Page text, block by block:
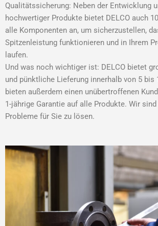
Qualitätssicherung: Neben der Entwicklung
hochwertiger Produkte bietet DELCO auch
alle Komponenten an, um sicherzustellen,
Spitzenleistung funktionieren und in Ihrem
laufen.
Und was noch wichtiger ist: DELCO bietet
und pünktliche Lieferung innerhalb von 5 bis
bieten außerdem einen unübertroffenen
1-jährige Garantie auf alle Produkte. Wir
Probleme für Sie zu lösen.